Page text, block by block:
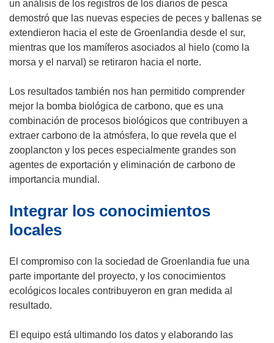
un análisis de los registros de los diarios de pesca
demostró que las nuevas especies de peces y ballenas se
extendieron hacia el este de Groenlandia desde el sur,
mientras que los mamíferos asociados al hielo (como la
morsa y el narval) se retiraron hacia el norte.
Los resultados también nos han permitido comprender
mejor la bomba biológica de carbono, que es una
combinación de procesos biológicos que contribuyen a
extraer carbono de la atmósfera, lo que revela que el
zooplancton y los peces especialmente grandes son
agentes de exportación y eliminación de carbono de
importancia mundial.
Integrar los conocimientos
locales
El compromiso con la sociedad de Groenlandia fue una
parte importante del proyecto, y los conocimientos
ecológicos locales contribuyeron en gran medida al
resultado.
El equipo está ultimando los datos y elaborando las